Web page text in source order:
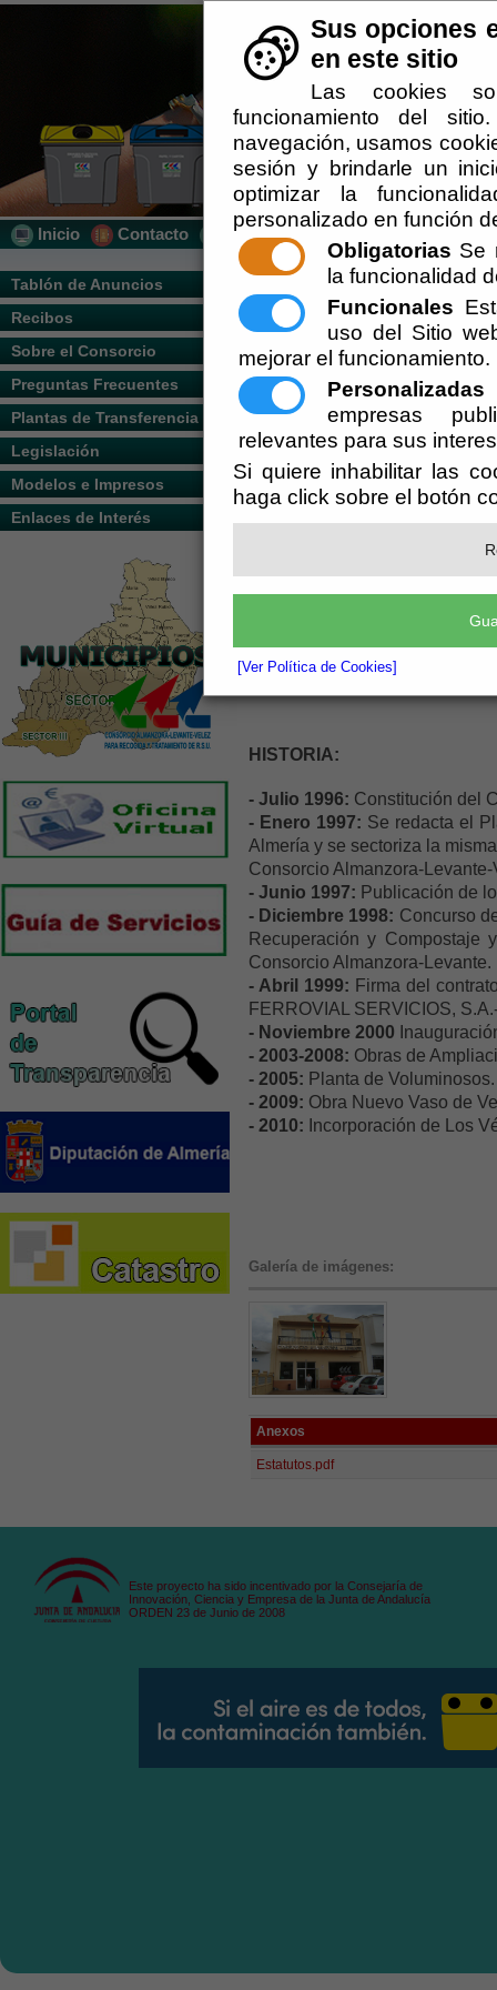
Sus opciones
en este sitio
Las cookies
funcionamiento del
navegación, usamos
sesión y brindarle un
optimizar la
personalizado en función
Obligatorias Se
la funcionalidad
Funcionales
uso del Sitio
mejorar el funcionamiento.
Personalizadas
empresas
relevantes para sus
Si quiere inhabilitar las
haga click sobre el botón
[Ver Política de Cookies]
Inicio Contacto Localización
Tablón de Anuncios
Recibos
Sobre el Consorcio
Preguntas Frecuentes
Plantas de Transferencia
Legislación
Modelos e Impresos
Enlaces de Interés
Usted se encuentra aquí:Inicio // Quién
Escuchar
HISTORIA:
- Julio 1996: Constitución del
- Enero 1997: Se redacta el
Almería y se sectoriza la
Consorcio Almanzora-
- Junio 1997: Publicación de
- Diciembre 1998: Concurso
Recuperación y Compostaje
Consorcio Almanzora-Levante.
- Abril 1999: Firma del
FERROVIAL SERVICIOS,
- Noviembre 2000
- 2003-2008: Obras de
- 2005: Planta de Voluminosos.
- 2009: Obra Nuevo Vaso de
- 2010: Incorporación de Los
Galería de imágenes:
Anexos
Estatutos.pdf
Este proyecto ha sido incentivado por la Consejaría de
Innovación, Ciencia y Empresa de la Junta de Andalucía
ORDEN 23 de Junio de 2008